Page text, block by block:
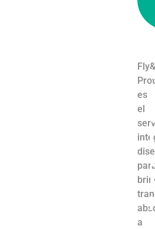
es
el
a
i
i